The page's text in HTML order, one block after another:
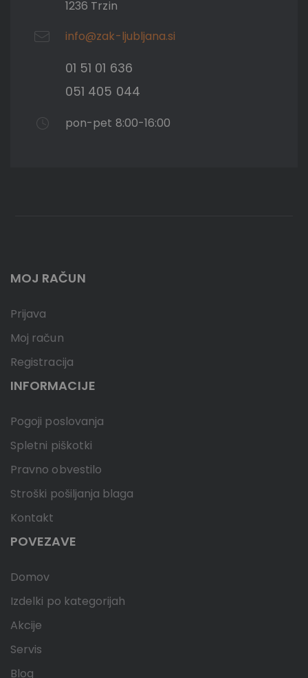
1236 Trzin
info@zak-ljubljana.si
01 51 01 636
051 405 044
pon-pet 8:00-16:00
MOJ RAČUN
Prijava
Moj račun
Registracija
INFORMACIJE
Pogoji poslovanja
Spletni piškotki
Pravno obvestilo
Stroški pošiljanja blaga
Kontakt
POVEZAVE
Domov
Izdelki po kategorijah
Akcije
Servis
Blog